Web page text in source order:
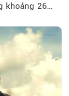
khoảng 262